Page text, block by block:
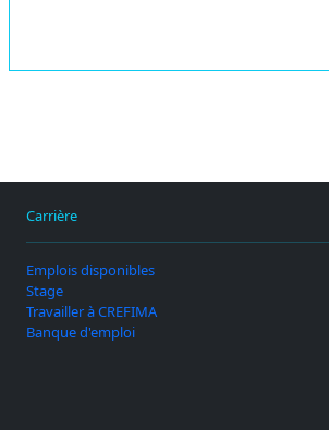
Carrière
Emplois disponibles
Stage
Travailler à CREFIMA
Banque d'emploi